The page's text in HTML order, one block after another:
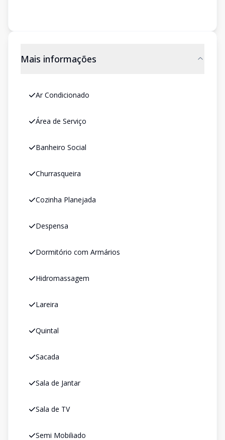
Mais informações
Ar Condicionado
Área de Serviço
Banheiro Social
Churrasqueira
Cozinha Planejada
Despensa
Dormitório com Armários
Hidromassagem
Lareira
Quintal
Sacada
Sala de Jantar
Sala de TV
Semi Mobiliado